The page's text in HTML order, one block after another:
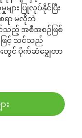
ျား ပြုလုပ်နိုင်ပြီး
ရာ မလိုဘဲ
သည့် အစီအစဉ်ဖြစ်
ဖြင့် သင်သည်
းတွင် ပိုက်ဆံချွေတာ
း